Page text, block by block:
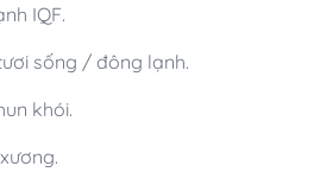
IQF.
sống / đông lạnh.
khói.